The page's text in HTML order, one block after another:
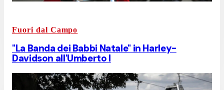
Fuori dal Campo
"La Banda dei Babbi Natale" in Harley-
Davidson all'Umberto I